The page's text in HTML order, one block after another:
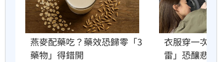
燕麥配藥吃？藥效恐歸零「3
藥物」得錯開
衣服穿一次就
雷」恐釀悲劇